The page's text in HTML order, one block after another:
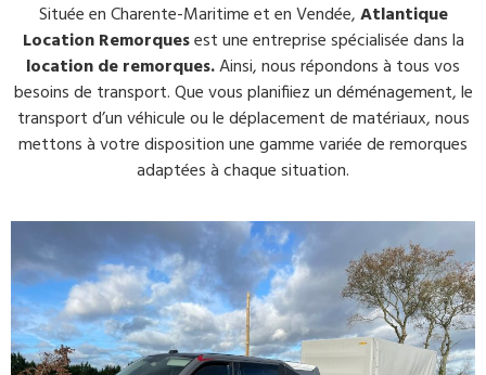
Située en Charente-Maritime et en Vendée,Atlantique
Location Remorquesest une entreprise spécialisée dans la
location de remorques.Ainsi, nous répondons à tous vos
besoins de transport. Que vous planifiiez un déménagement, le
transport d’un véhicule ou le déplacement de matériaux, nous
mettons à votre disposition une gamme variée de remorques
adaptées à chaque situation.